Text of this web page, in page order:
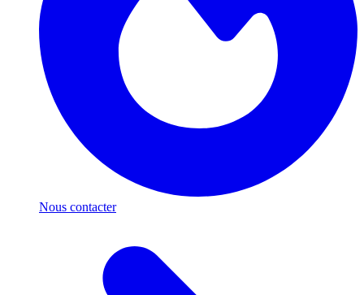
Nous contacter